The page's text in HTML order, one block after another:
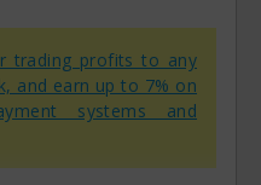
trading profits to any
and earn up to 7% on
systems and